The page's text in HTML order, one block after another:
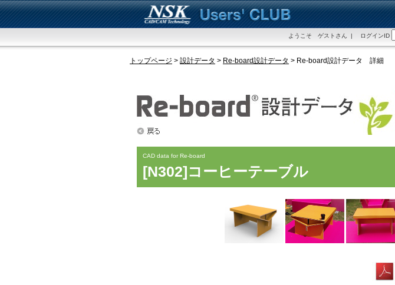
ようこそ ゲストさん | ログインID
トップページ > 設計データ > Re-board設計データ > Re-board設計データ 詳細
CAD data for Re-board
[N302]コーヒーテーブル